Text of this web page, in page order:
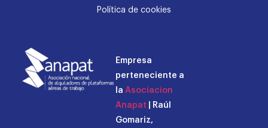
Política de cookies
Empresa
perteneciente a
la Asociacion
Anapat | Raúl
Gomariz,